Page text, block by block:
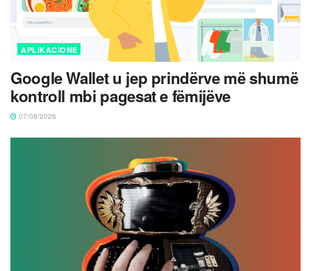
APLIKACIONE
Google Wallet u jep prindërve më shumë
kontroll mbi pagesat e fëmijëve
07/08/2026